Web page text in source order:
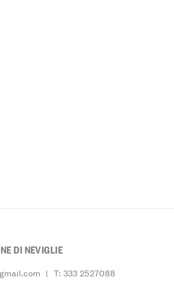
DI NEVIGLIE
| T: 333 2527088